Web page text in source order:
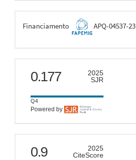
FAPEMIG
Financiamento APQ-04537-23
scimago
0.177
2025
SJR
Q4
Powered by
citescore
0.9
2025
CiteScore